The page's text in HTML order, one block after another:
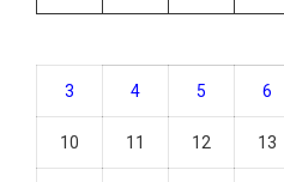
3 4 5 6
10 11 12 13